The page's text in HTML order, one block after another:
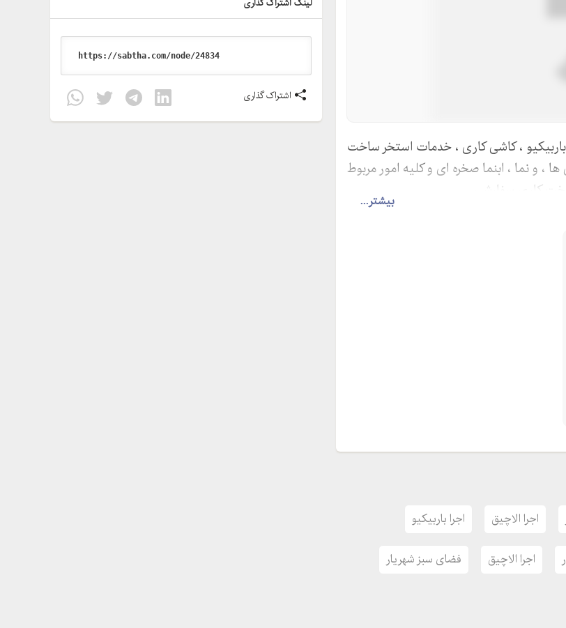
بیشتر...
، کاشی کاری ، خدمات استخر ساخت
، و نما ، ابنما صخره ای و کلیه امور مربوط
کاری سفارشی ..
اجرا الاچیق اجرا باربیکیو
اجرا الاچیق فضای سبز شهریار
لینک اشتراک گذاری
اشتراک گذاری